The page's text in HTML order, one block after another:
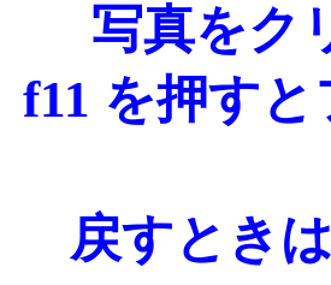
写真をク
f11 を押す
戻すとき